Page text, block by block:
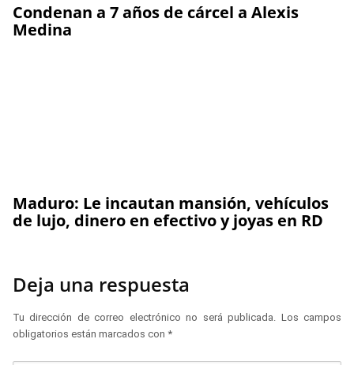
Condenan a 7 años de cárcel a Alexis
Medina
Maduro: Le incautan mansión, vehículos
de lujo, dinero en efectivo y joyas en RD
Deja una respuesta
Tu dirección de correo electrónico no será publicada.
Los campos
obligatorios están marcados con *